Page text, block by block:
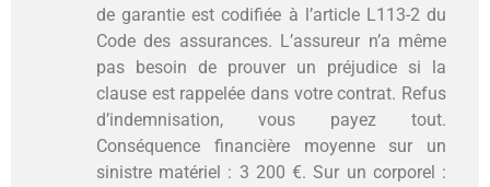
de garantie est codifiée à l’article L113-2 du
Code des assurances. L’assureur n’a même
pas besoin de prouver un préjudice si la
clause est rappelée dans votre contrat. Refus
d’indemnisation, vous payez tout.
Conséquence financière moyenne sur un
sinistre matériel : 3 200 €. Sur un corporel :